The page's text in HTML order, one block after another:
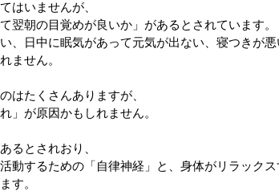
はいませんが、
翌朝の目覚めが良いか」があるとされています。
、日中に眠気があって元気が出ない、寝つきが悪
ません。
はたくさんありますが、
」が原因かもしれません。
るとされおり、
動するための「自律神経」と、身体がリラック
す。